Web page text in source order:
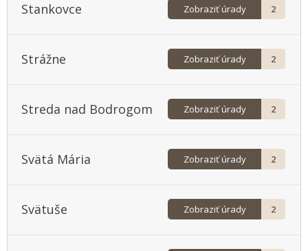
Stankovce Zobraziť úrady 2
Strážne Zobraziť úrady 2
Streda nad Bodrogom Zobraziť úrady 2
Svätá Mária Zobraziť úrady 2
Svätuše Zobraziť úrady 2